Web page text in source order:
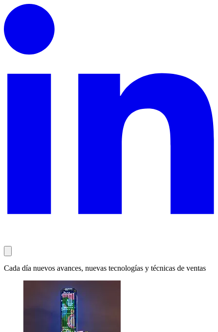
Cada día nuevos avances, nuevas tecnologías y técnicas de ventas